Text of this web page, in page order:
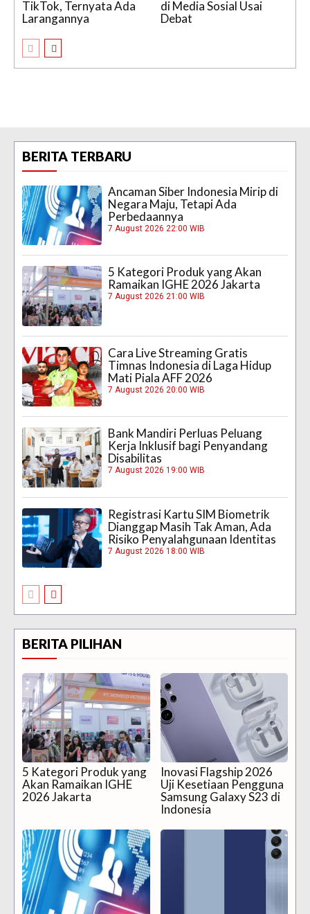
TikTok, Ternyata Ada
Larangannya
di Media Sosial Usai
Debat
BERITA TERBARU
Ancaman Siber Indonesia Mirip di
Negara Maju, Tetapi Ada
Perbedaannya
7 August 2026 22:00 WIB
5 Kategori Produk yang Akan
Ramaikan IGHE 2026 Jakarta
7 August 2026 21:00 WIB
Cara Live Streaming Gratis
Timnas Indonesia di Laga Hidup
Mati Piala AFF 2026
7 August 2026 20:00 WIB
Bank Mandiri Perluas Peluang
Kerja Inklusif bagi Penyandang
Disabilitas
7 August 2026 19:00 WIB
Registrasi Kartu SIM Biometrik
Dianggap Masih Tak Aman, Ada
Risiko Penyalahgunaan Identitas
7 August 2026 18:00 WIB
BERITA PILIHAN
5 Kategori Produk yang
Akan Ramaikan IGHE
2026 Jakarta
Inovasi Flagship 2026
Uji Kesetiaan Pengguna
Samsung Galaxy S23 di
Indonesia